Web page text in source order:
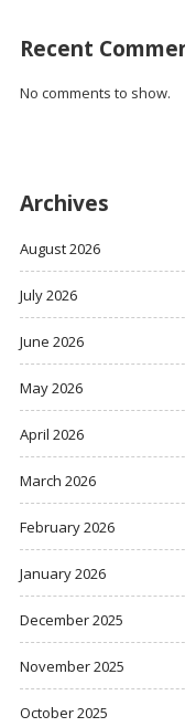
Recent
No comments to show.
Archives
August 2026
July 2026
June 2026
May 2026
April 2026
March 2026
February 2026
January 2026
December 2025
November 2025
October 2025